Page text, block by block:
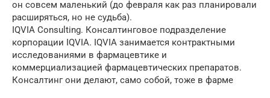
он совсем маленький (до февраля как раз планировали
расширяться, но не судьба).
IQVIA Consulting. Консалтинговое подразделение
корпорации IQVIA. IQVIA занимается контрактными
исследованиями в фармацевтике и
коммерциализацией фармацевтических препаратов.
Консалтинг они делают, само собой, тоже в фарме